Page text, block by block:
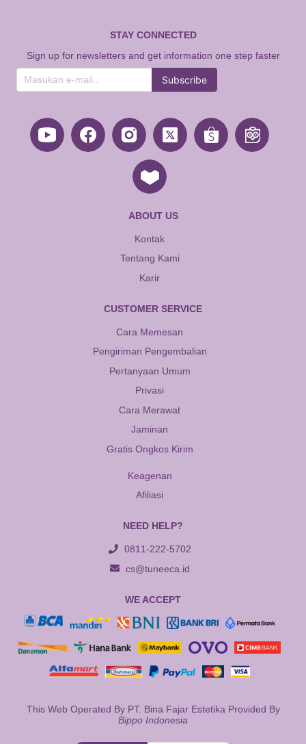
STAY CONNECTED
Sign up for newsletters and get information one step faster
Subscribe
ABOUT US
Kontak
Tentang Kami
Karir
CUSTOMER SERVICE
Cara Memesan
Pengiriman Pengembalian
Pertanyaan Umum
Privasi
Cara Merawat
Jaminan
Gratis Ongkos Kirim
Keagenan
Afiliasi
NEED HELP?
0811-222-5702
cs@tuneeca.id
WE ACCEPT
This Web Operated By PT. Bina Fajar Estetika Provided By
Bippo Indonesia